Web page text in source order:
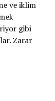
ve iklim
gibi
Zarar